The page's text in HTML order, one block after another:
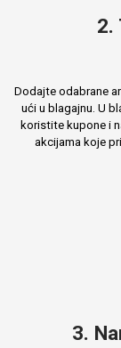
2.
Dodajte odabrane
ući u blagajnu. U
koristite kupone i
akcijama koje
3.